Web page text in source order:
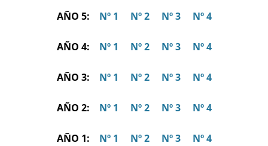
AÑO 5: Nº 1 Nº 2 Nº 3 Nº 4
AÑO 4: Nº 1 Nº 2 Nº 3 Nº 4
AÑO 3: Nº 1 Nº 2 Nº 3 Nº 4
AÑO 2: Nº 1 Nº 2 Nº 3 Nº 4
AÑO 1: Nº 1 Nº 2 Nº 3 Nº 4